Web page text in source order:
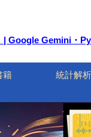
| Google Gemini・
籍 統計解